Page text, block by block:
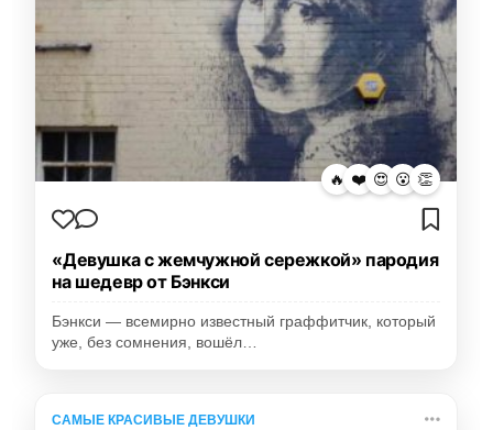
🔥 ❤️ 😍 😮 👏
«Девушка с жемчужной сережкой» пародия
на шедевр от Бэнкси
Бэнкси — всемирно известный граффитчик, который
уже, без сомнения, вошёл…
САМЫЕ КРАСИВЫЕ ДЕВУШКИ